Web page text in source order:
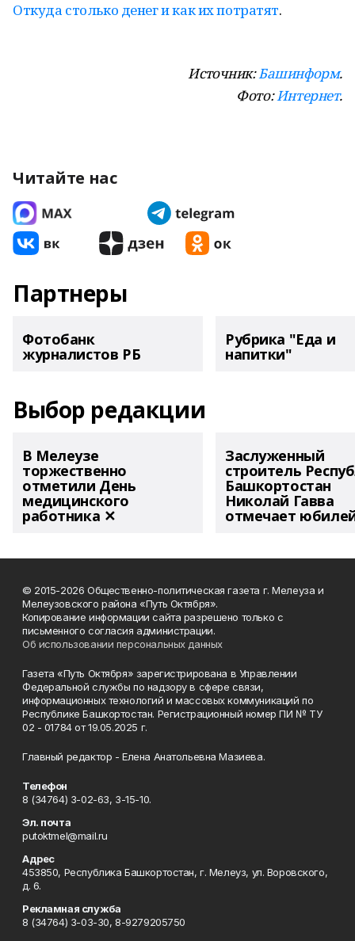
Откуда столько денег и как их потратят.
Источник:Башинформ.
Фото:Интернет.
Читайте нас
Партнеры
Фотобанк
журналистов РБ
Рубрика "Еда и
напитки"
Выбор редакции
В Мелеузе
торжественно
отметили День
медицинского
работника ✕
Заслуженный
строитель
Башкортостан
Николай Гавва
отмечает
© 2015-2026 Общественно-политическая газета г. Мелеуза и
Мелеузовского района «Путь Октября».
Копирование информации сайта разрешено только с
письменного согласия администрации.
Об использовании персональных данных
Газета «Путь Октября» зарегистрирована в Управлении
Федеральной службы по надзору в сфере связи,
информационных технологий и массовых коммуникаций по
Республике Башкортостан. Регистрационный номер ПИ № ТУ
02 - 01784 от 19.05.2025 г.
Главный редактор - Елена Анатольевна Мазиева.
Телефон
8 (34764) 3-02-63, 3-15-10.
Эл. почта
putoktmel@mail.ru
Адрес
453850, Республика Башкортостан, г. Мелеуз, ул. Воровского,
д. 6.
Рекламная служба
8 (34764) 3-03-30, 8-9279205750